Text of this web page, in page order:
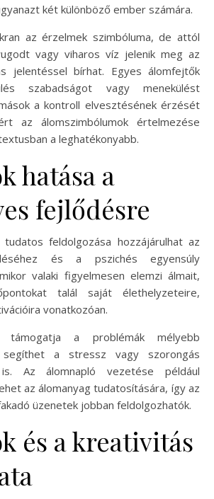
két különböző ember számára.
az érzelmek szimbóluma, de attól
vagy viharos víz jelenik meg az
jelentéssel bírhat. Egyes álomfejtők
szabadságot vagy menekülést
a kontroll elvesztésének érzését
az álomszimbólumok értelmezése
a leghatékonyabb.
hatása a
fejlődésre
tudatos feldolgozása hozzájárulhat az
és a pszichés egyensúly
valaki figyelmesen elemzi álmait,
talál saját élethelyzeteire,
vonatkozóan.
a problémák mélyebb
a stressz vagy szorongás
is. Az álomnapló vezetése például
az álomanyag tudatosítására, így az
üzenetek jobban feldolgozhatók.
és a kreativitás